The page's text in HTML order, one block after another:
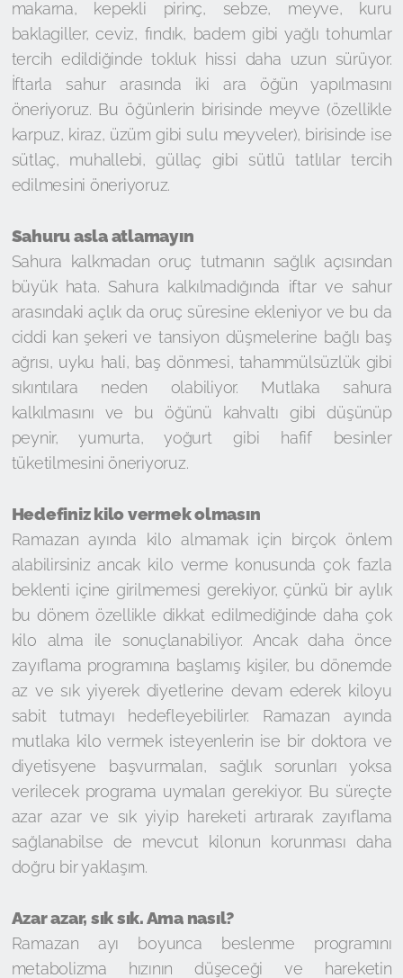
makarna, kepekli pirinç, sebze, meyve, kuru
baklagiller, ceviz, fındık, badem gibi yağlı tohumlar
tercih edildiğinde tokluk hissi daha uzun sürüyor.
İftarla sahur arasında iki ara öğün yapılmasını
öneriyoruz. Bu öğünlerin birisinde meyve (özellikle
karpuz, kiraz, üzüm gibi sulu meyveler), birisinde ise
sütlaç, muhallebi, güllaç gibi sütlü tatlılar tercih
edilmesini öneriyoruz.
Sahuru asla atlamayın
Sahura kalkmadan oruç tutmanın sağlık açısından
büyük hata. Sahura kalkılmadığında iftar ve sahur
arasındaki açlık da oruç süresine ekleniyor ve bu da
ciddi kan şekeri ve tansiyon düşmelerine bağlı baş
ağrısı, uyku hali, baş dönmesi, tahammülsüzlük gibi
sıkıntılara neden olabiliyor. Mutlaka sahura
kalkılmasını ve bu öğünü kahvaltı gibi düşünüp
peynir, yumurta, yoğurt gibi hafif besinler
tüketilmesini öneriyoruz.
Hedefiniz kilo vermek olmasın
Ramazan ayında kilo almamak için birçok önlem
alabilirsiniz ancak kilo verme konusunda çok fazla
beklenti içine girilmemesi gerekiyor, çünkü bir aylık
bu dönem özellikle dikkat edilmediğinde daha çok
kilo alma ile sonuçlanabiliyor. Ancak daha önce
zayıflama programına başlamış kişiler, bu dönemde
az ve sık yiyerek diyetlerine devam ederek kiloyu
sabit tutmayı hedefleyebilirler. Ramazan ayında
mutlaka kilo vermek isteyenlerin ise bir doktora ve
diyetisyene başvurmaları, sağlık sorunları yoksa
verilecek programa uymaları gerekiyor. Bu süreçte
azar azar ve sık yiyip hareketi artırarak zayıflama
sağlanabilse de mevcut kilonun korunması daha
doğru bir yaklaşım.
Azar azar, sık sık. Ama nasıl?
Ramazan ayı boyunca beslenme programını
metabolizma hızının düşeceği ve hareketin